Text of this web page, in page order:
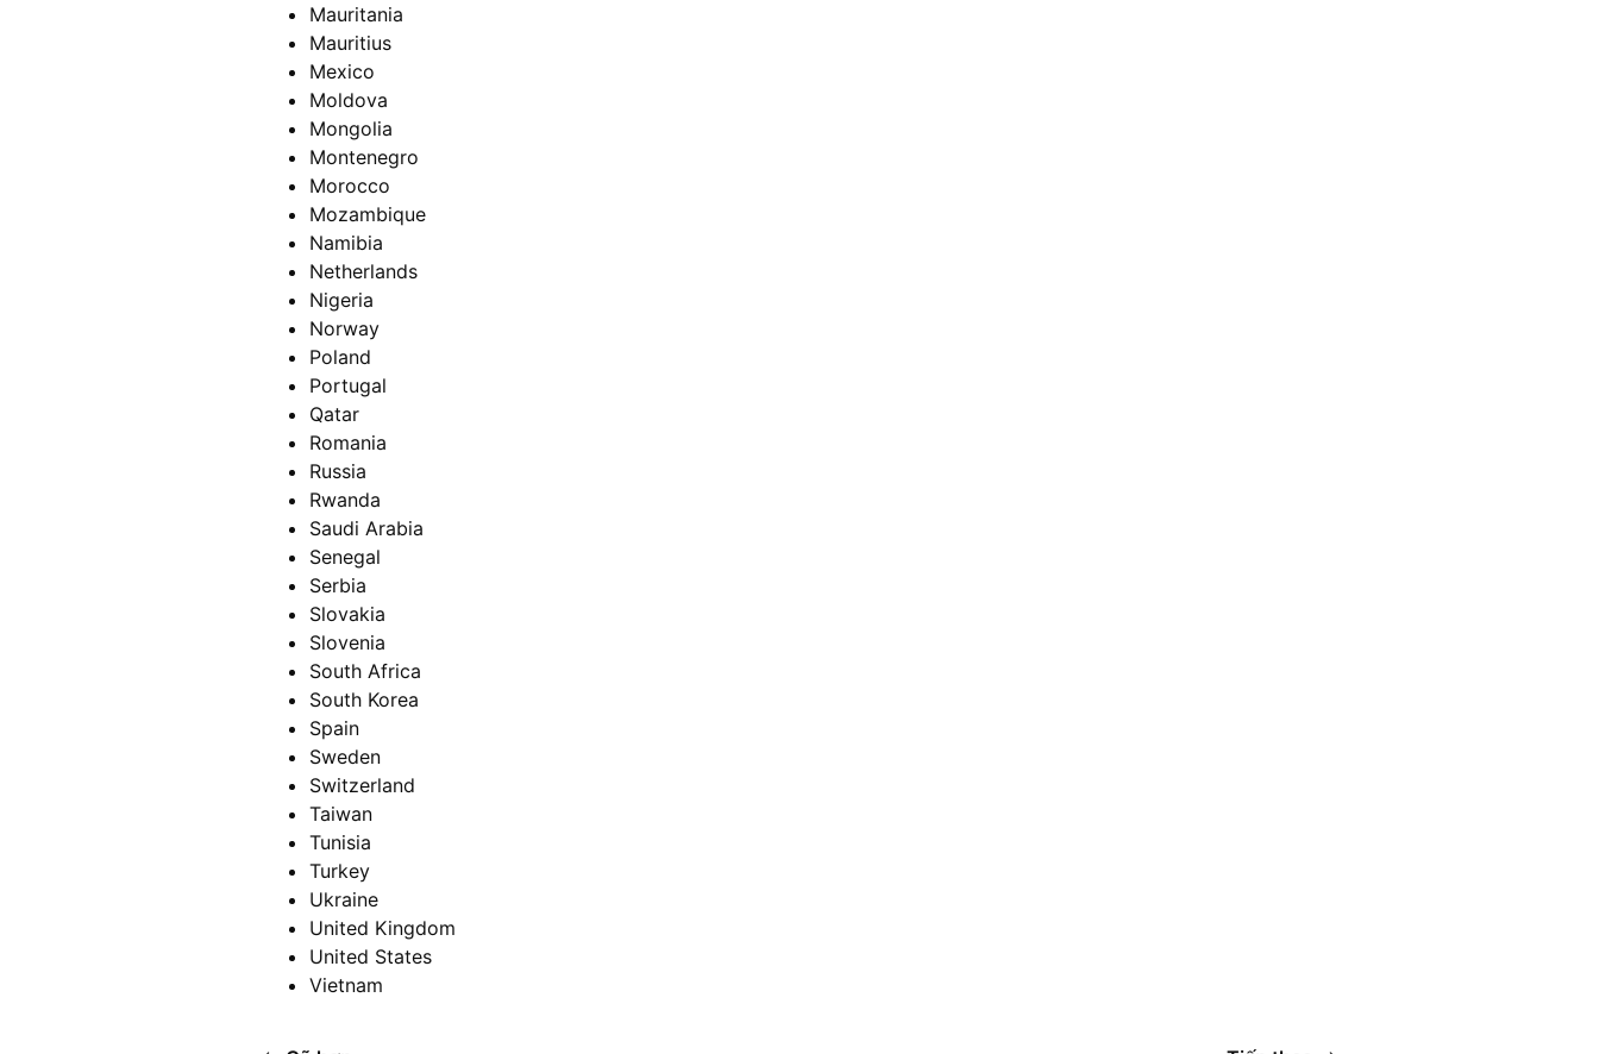
Mauritania
Mauritius
Mexico
Moldova
Mongolia
Montenegro
Morocco
Mozambique
Namibia
Netherlands
Nigeria
Norway
Poland
Portugal
Qatar
Romania
Russia
Rwanda
Saudi Arabia
Senegal
Serbia
Slovakia
Slovenia
South Africa
South Korea
Spain
Sweden
Switzerland
Taiwan
Tunisia
Turkey
Ukraine
United Kingdom
United States
Vietnam